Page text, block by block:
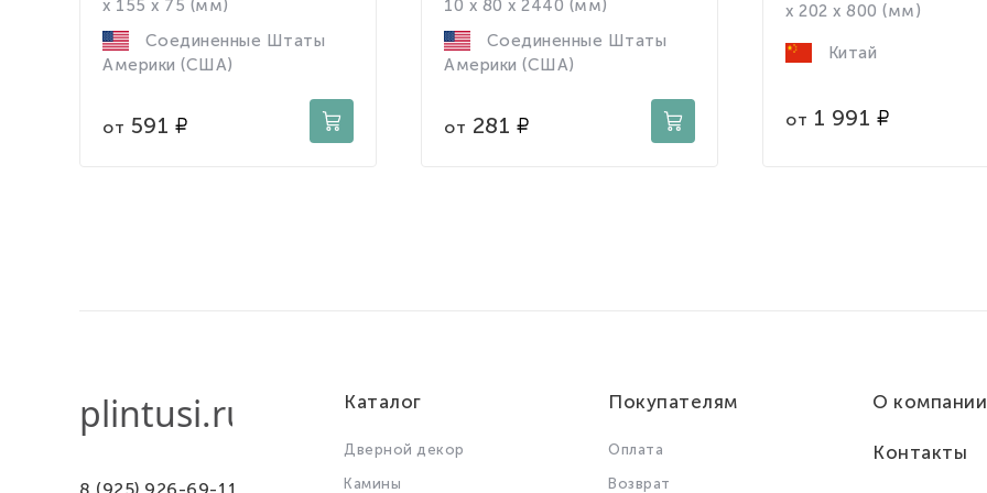
x 155 x 75 (мм)
Соединенные Штаты
Америки (США)
от 591
10 x 80 x 2440 (мм)
Соединенные Штаты
Америки (США)
от 281
x 202 x 800 (мм)
Китай
от 1 991
Каталог
Дверной декор
Камины
Покупателям
Оплата
Возврат
О компании
Контакты